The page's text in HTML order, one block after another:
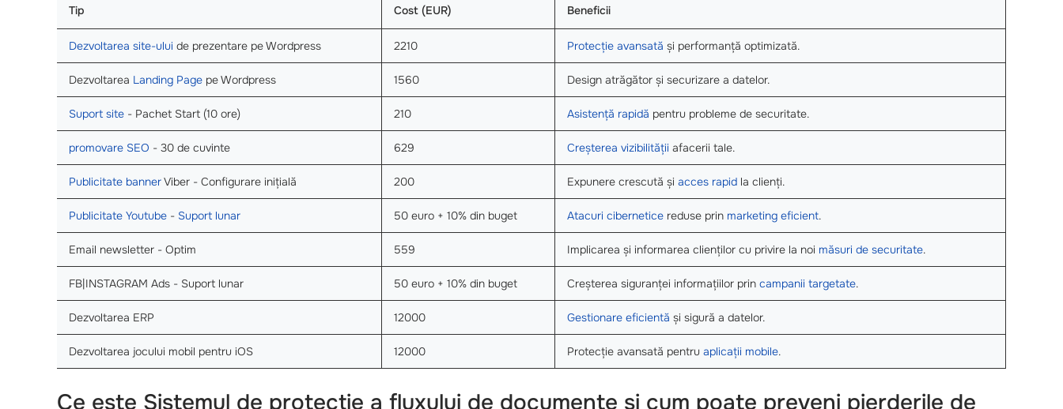
Tip Cost (EUR) Beneficii
Dezvoltarea site-ului de prezentare pe Wordpress 2210 Protecție avansată și performanță optimizată.
Dezvoltarea Landing Page pe Wordpress 1560 Design atrăgător și securizare a datelor.
Suport site - Pachet Start (10 ore) 210 Asistență rapidă pentru probleme de securitate.
promovare SEO - 30 de cuvinte 629 Creșterea vizibilității afacerii tale.
Publicitate bannerViber - Configurare inițială 200 Expunere crescută și acces rapid la clienți.
Publicitate Youtube - Suport lunar 50 euro + 10% din buget Atacuri cibernetice reduse prin marketing eficient.
Email newsletter - Optim 559 Implicarea și informarea clienților cu privire la noi măsuri de securitate.
FB|INSTAGRAM Ads - Suport lunar 50 euro + 10% din buget Creșterea siguranței informațiilor prin campanii targetate.
Dezvoltarea ERP 12000 Gestionare eficientă și sigură a datelor.
Dezvoltarea jocului mobil pentru iOS 12000 Protecție avansată pentru aplicații mobile.
Ce este Sistemul de protectie a fluxului de documente si cum poate preveni pierderile de